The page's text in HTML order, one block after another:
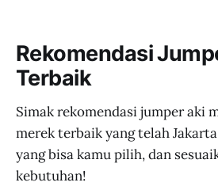
Rekomendasi
Terbaik
Simak rekomendasi jumper aki
merek terbaik yang telah
yang bisa kamu pilih, dan
kebutuhan!